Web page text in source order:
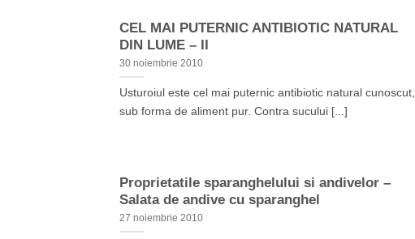
CEL MAI PUTERNIC ANTIBIOTIC NATURAL
DIN LUME – II
30 noiembrie 2010
Usturoiul este cel mai puternic antibiotic natural cunoscut,
sub forma de aliment pur. Contra sucului [...]
Proprietatile sparanghelului si andivelor –
Salata de andive cu sparanghel
27 noiembrie 2010